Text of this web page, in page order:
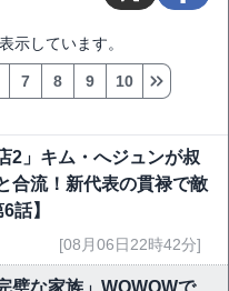
示しています。
7 8 9 10
2」キム・へジュンが叔
合流！新代表の貫禄で敵
話】
[08月06日22時42分]
璧な家族」WOWOWで